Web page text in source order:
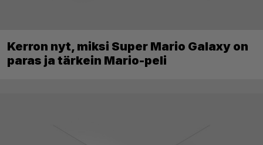
Kerron nyt, miksi Super Mario Galaxy on
paras ja tärkein Mario-peli